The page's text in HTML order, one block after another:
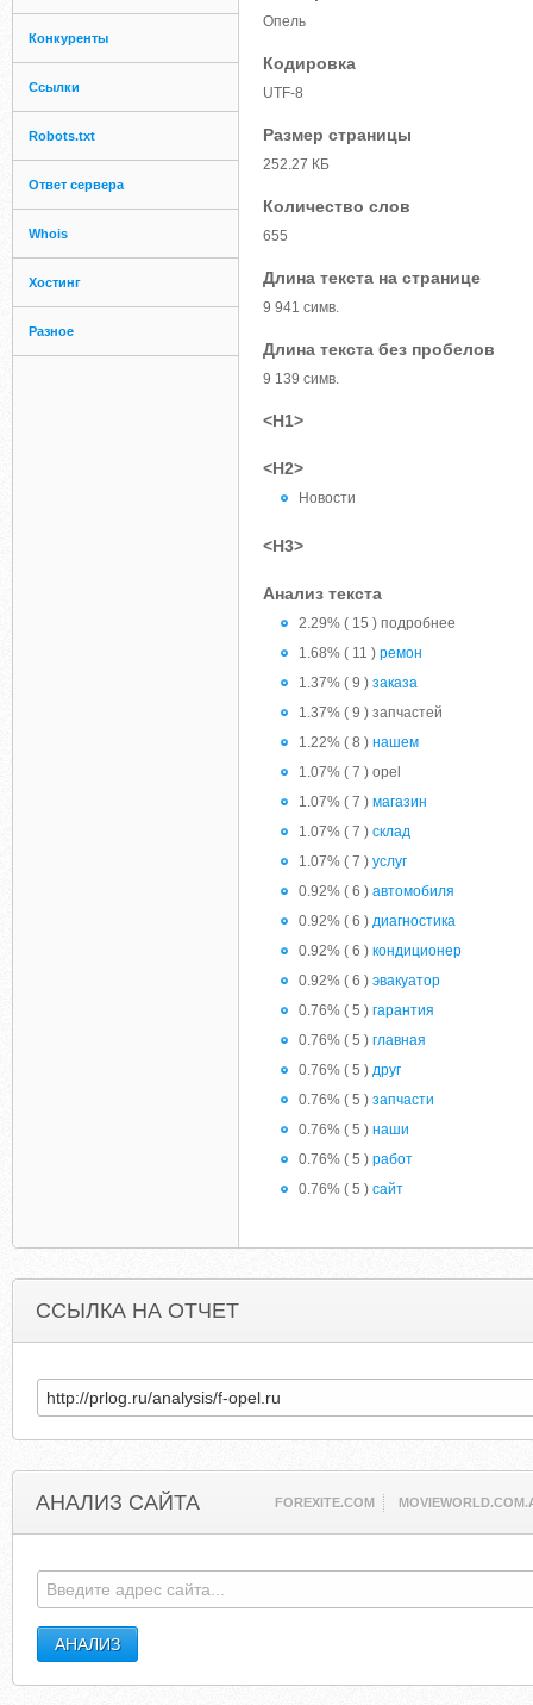
Конкуренты
Ссылки
Robots.txt
Ответ сервера
Whois
Хостинг
Разное
Опель
Кодировка
UTF-8
Размер страницы
252.27 КБ
Количество слов
655
Длина текста на странице
9 941 симв.
Длина текста без пробелов
9 139 симв.
<H1>
<H2>
Новости
<H3>
Анализ текста
2.29% ( 15 ) подробнее
1.68% ( 11 ) ремон
1.37% ( 9 ) заказа
1.37% ( 9 ) запчастей
1.22% ( 8 ) нашем
1.07% ( 7 ) opel
1.07% ( 7 ) магазин
1.07% ( 7 ) склад
1.07% ( 7 ) услуг
0.92% ( 6 ) автомобиля
0.92% ( 6 ) диагностика
0.92% ( 6 ) кондиционер
0.92% ( 6 ) эвакуатор
0.76% ( 5 ) гарантия
0.76% ( 5 ) главная
0.76% ( 5 ) друг
0.76% ( 5 ) запчасти
0.76% ( 5 ) наши
0.76% ( 5 ) работ
0.76% ( 5 ) сайт
ССЫЛКА НА ОТЧЕТ
АНАЛИЗ САЙТА FOREXITE.COM